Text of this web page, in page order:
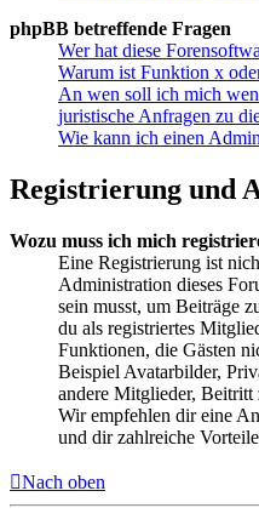
phpBB betreffende Fragen
Wer hat diese
Warum ist Funktion x
An wen soll ich mich
juristische Anfragen zu
Wie kann ich einen
Registrierung und
Wozu muss ich mich
Eine Registrierung ist
Administration dieses
sein musst, um Beiträge
du als registriertes
Funktionen, die Gästen
Beispiel Avatarbilder,
andere Mitglieder, Beitritt
Wir empfehlen dir eine
und dir zahlreiche
Nach oben